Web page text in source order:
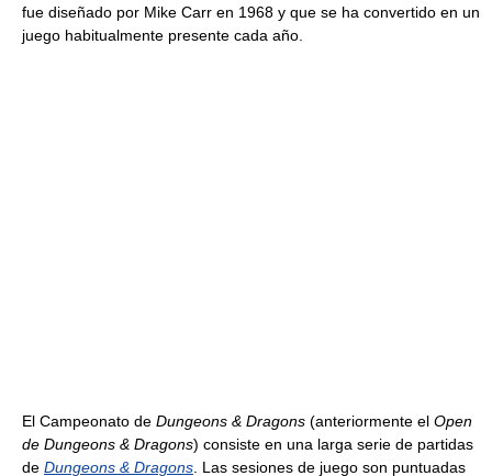
fue diseñado por Mike Carr en 1968 y que se ha convertido en un
juego habitualmente presente cada año.
El Campeonato de Dungeons & Dragons (anteriormente el Open
de Dungeons & Dragons) consiste en una larga serie de partidas
de Dungeons & Dragons. Las sesiones de juego son puntuadas